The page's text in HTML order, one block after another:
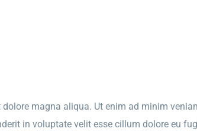
magna aliqua. Ut enim ad minim
in voluptate velit esse cillum dolore eu